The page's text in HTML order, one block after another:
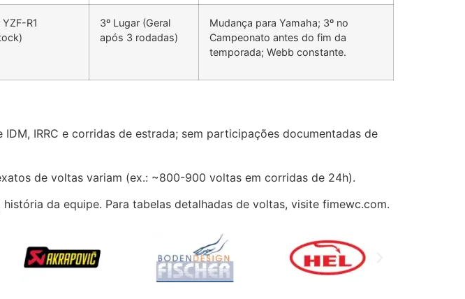
R1
3º Lugar (Geral
após 3 rodadas)
Mudança para Yamaha; 3º no
Campeonato antes do fim da
temporada; Webb constante.
IRRC e corridas de estrada; sem participações documentadas de
de voltas variam (ex.: ~800-900 voltas em corridas de 24h).
da equipe. Para tabelas detalhadas de voltas, visite fimewc.com.